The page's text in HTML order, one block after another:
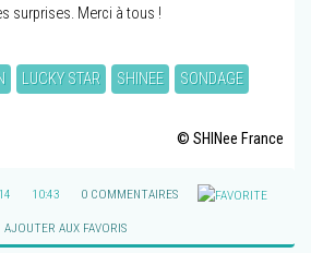
surprises. Merci à tous !
LUCKY STAR SHINEE SONDAGE
© SHINee France
10:43 0 COMMENTAIRES
AJOUTER AUX FAVORIS